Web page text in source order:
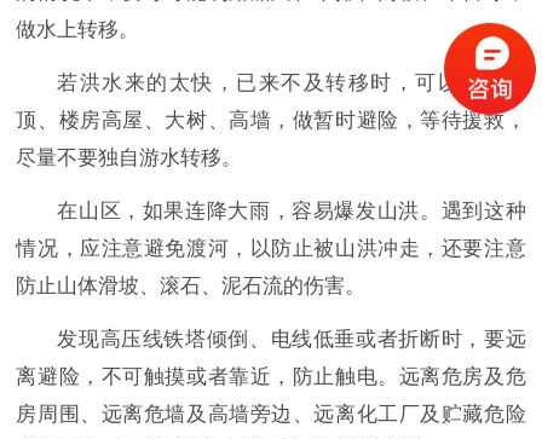
做水上转移。
若洪水来的太快，已来不及转移时，可以爬上屋
顶、楼房高屋、大树、高墙，做暂时避险，等待援救，
尽量不要独自游水转移。
在山区，如果连降大雨，容易爆发山洪。遇到这种
情况，应注意避免渡河，以防止被山洪冲走，还要注意
防止山体滑坡、滚石、泥石流的伤害。
发现高压线铁塔倾倒、电线低垂或者折断时，要远
离避险，不可触摸或者靠近，防止触电。远离危房及危
房周围、远离危墙及高墙旁边、远离化工厂及贮藏危险